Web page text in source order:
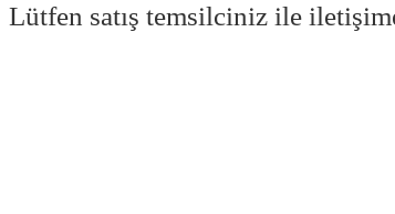
Lütfen satış temsilciniz ile